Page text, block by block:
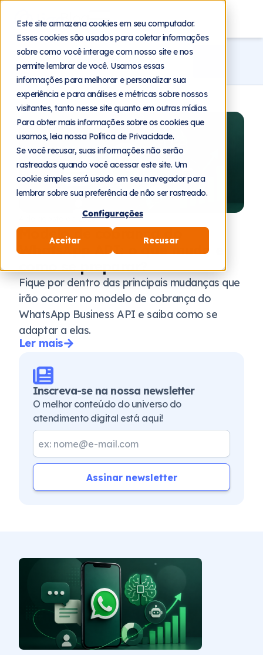
Este site armazena cookies em seu computador.
Esses cookies são usados para coletar informações
sobre como você interage com nosso site e nos
permite lembrar de você. Usamos essas
informações para melhorar e personalizar sua
experiência e para análises e métricas sobre nossos
visitantes, tanto nesse site quanto em outras mídias.
Para obter mais informações sobre os cookies que
usamos, leia nossa Política de Privacidade.
Se você recusar, suas informações não serão
rastreadas quando você acessar este site. Um
cookie simples será usado em seu navegador para
lembrar sobre sua preferência de não ser rastreado.
Configurações
Aceitar Recusar
Blog
4 de agosto de 2026
Modelo de cobrança do
WhatsApp API: o que muda e
como se preparar?
Fique por dentro das principais mudanças que
irão ocorrer no modelo de cobrança do
WhatsApp Business API e saiba como se
adaptar a elas.
Ler mais
Inscreva-se na nossa newsletter
O melhor conteúdo do universo do
atendimento digital está aqui!
Assinar newsletter